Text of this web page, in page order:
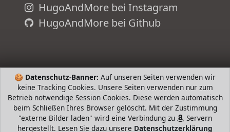
🍪 Datenschutz-Banner: Auf unseren Seiten verwenden wir
keine Tracking Cookies. Unsere Seiten verwenden nur zum
Betrieb notwendige Session Cookies. Diese werden automatisch
beim Schließen Ihres Browser gelöscht. Mit der Zustimmung
"externe Bilder laden" wird eine Verbindung zu
Servern
hergestellt. Lesen Sie dazu unsere Datenschutzerklärung
HugoAndMore bei Instagram
HugoAndMore bei Github